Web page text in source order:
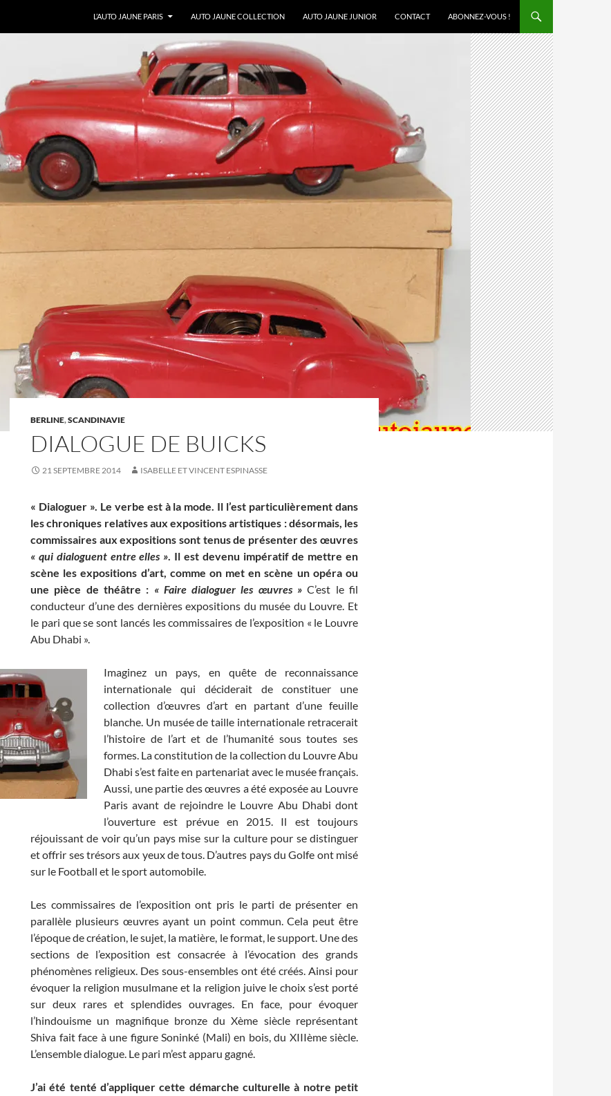
L’AUTO JAUNE PARIS
AUTO JAUNE COLLECTION AUTO JAUNE JUNIOR CONTACT ABONNEZ-VOUS !
BERLINE,SCANDINAVIE
DIALOGUE DE BUICKS
21 SEPTEMBRE 2014 ISABELLE ET VINCENT ESPINASSE
« Dialoguer ». Le verbe est à la mode. Il l’est particulièrement dans
les chroniques relatives aux expositions artistiques : désormais, les
commissaires aux expositions sont tenus de présenter des œuvres
« qui dialoguent entre elles ». Il est devenu impératif de mettre en
scène les expositions d’art, comme on met en scène un opéra ou
une pièce de théâtre : « Faire dialoguer les œuvres » C’est le fil
conducteur d’une des dernières expositions du musée du Louvre. Et
le pari que se sont lancés les commissaires de l’exposition « le Louvre
Abu Dhabi ».
Imaginez un pays, en quête de reconnaissance
internationale qui déciderait de constituer une
collection d’œuvres d’art en partant d’une feuille
blanche. Un musée de taille internationale retracerait
l’histoire de l’art et de l’humanité sous toutes ses
formes. La constitution de la collection du Louvre Abu
Dhabi s’est faite en partenariat avec le musée français.
Aussi, une partie des œuvres a été exposée au Louvre
Paris avant de rejoindre le Louvre Abu Dhabi dont
l’ouverture est prévue en 2015. Il est toujours
réjouissant de voir qu’un pays mise sur la culture pour se distinguer
et offrir ses trésors aux yeux de tous. D’autres pays du Golfe ont misé
sur le Football et le sport automobile.
Les commissaires de l’exposition ont pris le parti de présenter en
parallèle plusieurs œuvres ayant un point commun. Cela peut être
l’époque de création, le sujet, la matière, le format, le support. Une des
sections de l’exposition est consacrée à l’évocation des grands
phénomènes religieux. Des sous-ensembles ont été créés. Ainsi pour
évoquer la religion musulmane et la religion juive le choix s’est porté
sur deux rares et splendides ouvrages. En face, pour évoquer
l’hindouisme un magnifique bronze du Xème siècle représentant
Shiva fait face à une figure Soninké (Mali) en bois, du XIIIème siècle.
L’ensemble dialogue. Le pari m’est apparu gagné.
J’ai été tenté d’appliquer cette démarche culturelle à notre petit